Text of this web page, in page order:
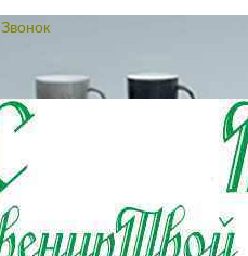
Звонок